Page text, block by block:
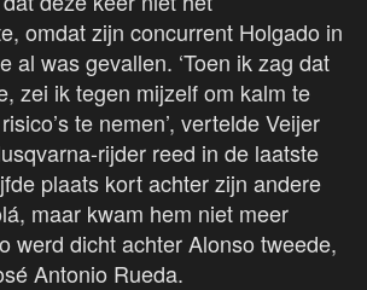
omdat zijn concurrent Holgado in
al was gevallen. ‘Toen ik zag dat
zei ik tegen mijzelf om kalm te
te nemen’, vertelde Veijer
rijder reed in de laatste
plaats kort achter zijn andere
maar kwam hem niet meer
werd dicht achter Alonso tweede,
Antonio Rueda.